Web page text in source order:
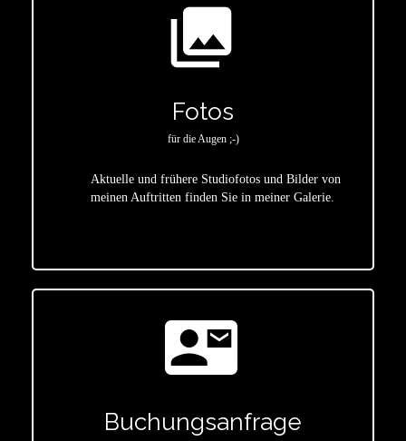
photo_library
Fotos
für die Augen ;-)
Aktuelle und frühere Studiofotos und Bilder von
meinen Auftritten finden Sie in meiner Galerie.
contact_mail
Buchungsanfrage